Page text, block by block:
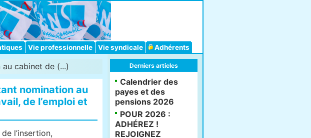
Vie professionnelle Vie syndicale Adhérents
cabinet de (...)
nomination au
de l’emploi et
l’insertion,
Derniers articles
Calendrier des
payes et des
pensions 2026
POUR 2026 :
ADHÉREZ !
REJOIGNEZ